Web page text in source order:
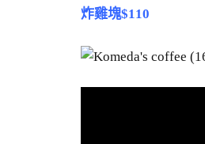
炸雞塊$110